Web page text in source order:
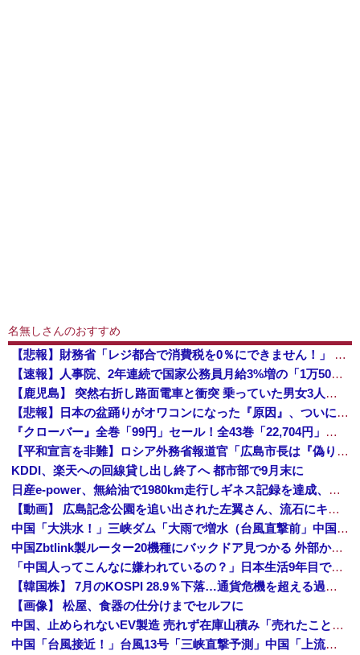
名無しさんのおすすめ
【悲報】財務省「レジ都合で消費税を0％にできません！」 → X民「指定ゴミ袋を買ってレシート見たら消費税はゼロになるんだけど？」ｗｗｗｗｗｗｗｗ...
【速報】人事院、2年連続で国家公務員月給3%増の「1万5056円」引き上げ勧告 2年で6%超え
【鹿児島】 突然右折し路面電車と衝突 乗っていた男女3人は車を放置しダッシュで逃走中
【悲報】日本の盆踊りがオワコンになった『原因』、ついに判明する・・・・・
『クローバー』全巻「99円」セール！全43巻「22,704円」→「4,257円」！実写ドラマ化もされたチャンピオンが誇る名作ヤンキー漫画！『ドロ...
【平和宣言を非難】ロシア外務省報道官「広島市長は『偽りの呪文』繰り返している」
KDDI、楽天への回線貸し出し終了へ 都市部で9月末に
日産e-power、無給油で1980km走行しギネス記録を達成、無駄な発電や送電ロスなくEVよりエコを証明
【動画】 広島記念公園を追い出された左翼さん、流石にキモすぎて炎上
中国「大洪水！」三峡ダム「大雨で増水（台風直撃前」中国ダム「緊急放流！」中国鉄道「列車が走行中に流される」中国避難所「支援物資は有料です」謎の勢力「え」→
中国Zbtlink製ルーター20機種にバックドア見つかる 外部から完全制御のおそれ
「中国人ってこんなに嫌われているの？」日本生活9年目で明かす本心！
【韓国株】 7月のKOSPI 28.9％下落…通貨危機を超える過去最大の下げ幅
【画像】 松屋、食器の仕分けまでセルフに
中国、止められないEV製造 売れず在庫山積み「売れたこと」にして補助金を騙し取る事案を思いつきが横行
中国「台風接近！」台風13号「三峡直撃予測」中国「上流大洪水！（三峡上流」中国都市「8/5の映像（動画」三峡ダム「緊急放流（決壊危機」中国「下流大水害（震え声」→